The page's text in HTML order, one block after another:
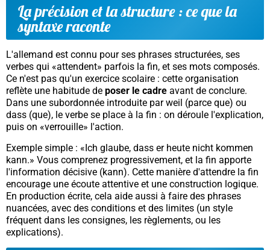
La précision et la structure : ce que la
syntaxe raconte
L'allemand est connu pour ses phrases structurées, ses
verbes qui «attendent» parfois la fin, et ses mots composés.
Ce n'est pas qu'un exercice scolaire : cette organisation
reflète une habitude de poser le cadre avant de conclure.
Dans une subordonnée introduite parweil (parce que) ou
dass (que), le verbe se place à la fin : on déroule l'explication,
puis on «verrouille» l'action.
Exemple simple : «Ich glaube, dass er heute nicht kommen
kann.» Vous comprenez progressivement, et la fin apporte
l'information décisive (kann). Cette manière d'attendre la fin
encourage une écoute attentive et une construction logique.
En production écrite, cela aide aussi à faire des phrases
nuancées, avec des conditions et des limites (un style
fréquent dans les consignes, les règlements, ou les
explications).